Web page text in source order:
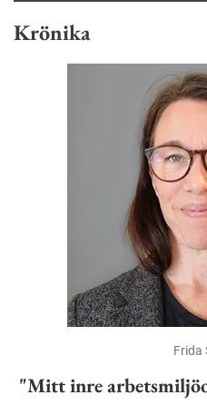
Krönika
Frida
"Mitt inre